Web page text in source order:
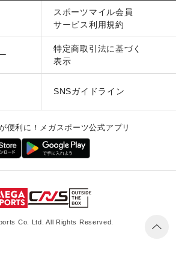
スポーツマイル会員
サービス利用規約
特定商取引法に基づく
表示
SNSガイドライン
便利に！メガスポーツ公式アプリ
Co. Ltd. All Rights Reserved.